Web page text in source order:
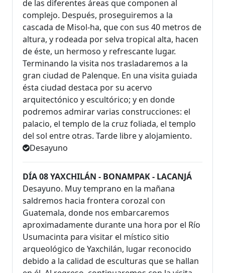
de las diferentes áreas que componen al
complejo. Después, proseguiremos a la
cascada de Misol-ha, que con sus 40 metros de
altura, y rodeada por selva tropical alta, hacen
de éste, un hermoso y refrescante lugar.
Terminando la visita nos trasladaremos a la
gran ciudad de Palenque. En una visita guiada
ésta ciudad destaca por su acervo
arquitectónico y escultórico; y en donde
podremos admirar varias construcciones: el
palacio, el templo de la cruz foliada, el templo
del sol entre otras. Tarde libre y alojamiento.
Desayuno
DÍA 08 YAXCHILÁN - BONAMPAK - LACANJÁ
Desayuno. Muy temprano en la mañana
saldremos hacia frontera corozal con
Guatemala, donde nos embarcaremos
aproximadamente durante una hora por el Río
Usumacinta para visitar el místico sitio
arqueológico de Yaxchilán, lugar reconocido
debido a la calidad de esculturas que se hallan